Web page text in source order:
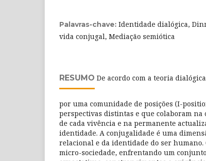
Palavras-chave: Identidade dialógica,
vida conjugal, Mediação semiótica
RESUMO De acordo com a teoria
por uma comunidade de posições (I-
perspectivas distintas e que colaboram na
de cada vivência e na permanente
identidade. A conjugalidade é uma
relacional e da identidade do ser humano.
micro-sociedade, enfrentando um